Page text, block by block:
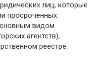
лиц, которые
просроченных
видом
агентств),
реестре.